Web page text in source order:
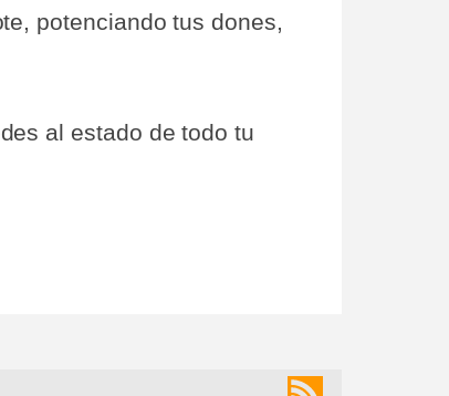
potenciando tus dones,
al estado de todo tu